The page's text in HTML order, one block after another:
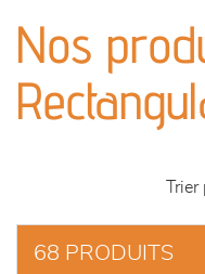
séjours
meubles de
literie
Nos
68 PRODUITS